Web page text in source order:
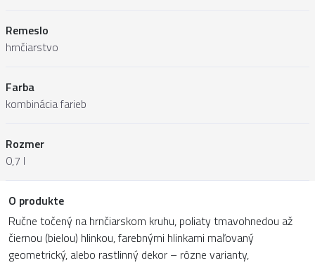
Remeslo
hrnčiarstvo
Farba
kombinácia farieb
Rozmer
0,7 l
O produkte
Ručne točený na hrnčiarskom kruhu, poliaty tmavohnedou až
čiernou (bielou) hlinkou, farebnými hlinkami maľovaný
geometrický, alebo rastlinný dekor – rôzne varianty,